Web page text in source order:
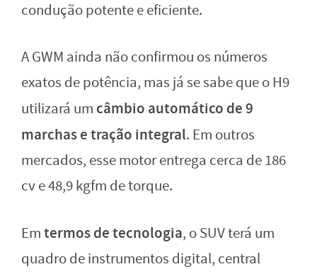
condução potente e eficiente.
A GWM ainda não confirmou os números
exatos de potência, mas já se sabe que o H9
utilizará um câmbio automático de 9
marchas e tração integral. Em outros
mercados, esse motor entrega cerca de 186
cv e 48,9 kgfm de torque.
Emtermos de tecnologia, o SUV terá um
quadro de instrumentos digital, central